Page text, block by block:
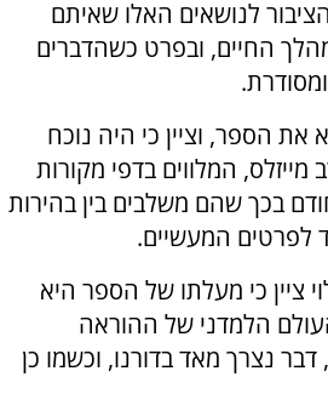
לנושאים האלו שאיתם
החיים, ובפרט כשהדברים
את הספר, וציין כי היה נוכח
המלווים בדפי מקורות
בכך שהם משלבים בין בהירות
לפרטים המעשיים.
ציין כי מעלתו של הספר היא
הלמדני של ההוראה
נצרך מאד בדורנו, וכשמו כן